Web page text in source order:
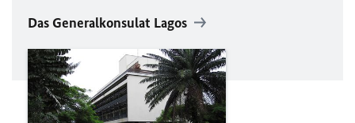
Das Generalkonsulat Lagos